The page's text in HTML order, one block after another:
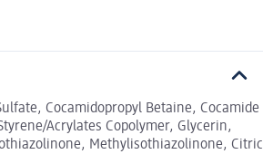
Cocamidopropyl Betaine, Cocamide
Acrylates Copolymer, Glycerin,
Methylisothiazolinone, Citric